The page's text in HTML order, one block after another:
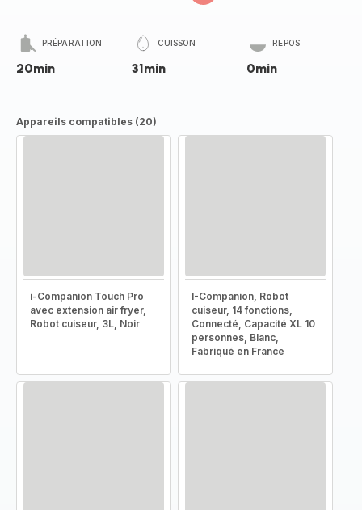
PRÉPARATION
20min
CUISSON
31min
REPOS
0min
Appareils compatibles (20)
i-Companion Touch Pro
avec extension air fryer,
Robot cuiseur, 3L, Noir
I-Companion, Robot
cuiseur, 14 fonctions,
Connecté, Capacité XL 10
personnes, Blanc,
Fabriqué en France